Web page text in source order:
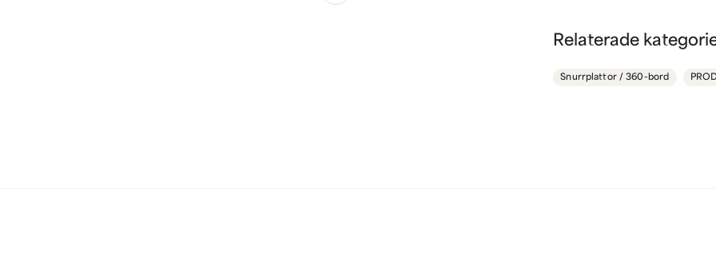
Personligen tycker jag
den från Orange
Bo
medföljde och att det
Relaterade
Snurrplattor / 360-bord